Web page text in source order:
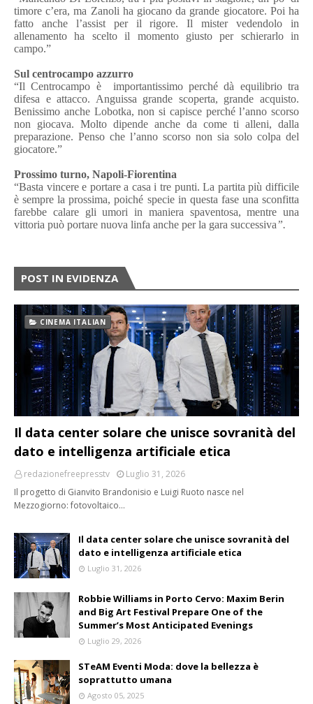
timore c’era, ma Zanoli ha giocano da grande giocatore. Poi ha
fatto anche l’assist per il rigore. Il mister vedendolo in
allenamento ha scelto il momento giusto per schierarlo in
campo.”
Sul centrocampo azzurro
“Il Centrocampo è importantissimo perché dà equilibrio tra
difesa e attacco. Anguissa grande scoperta, grande acquisto.
Benissimo anche Lobotka, non si capisce perché l’anno scorso
non giocava. Molto dipende anche da come ti alleni, dalla
preparazione. Penso che l’anno scorso non sia solo colpa del
giocatore.”
Prossimo turno, Napoli-Fiorentina
“Basta vincere e portare a casa i tre punti. La partita più difficile
è sempre la prossima, poiché specie in questa fase una sconfitta
farebbe calare gli umori in maniera spaventosa, mentre una
vittoria può portare nuova linfa anche per la gara successiva”.
POST IN EVIDENZA
CINEMA ITALIAN
Il data center solare che unisce sovranità del
dato e intelligenza artificiale etica
redazionefreepresstv
Luglio 31, 2026
Il progetto di Gianvito Brandonisio e Luigi Ruoto nasce nel
Mezzogiorno: fotovoltaico…
Il data center solare che unisce sovranità del
dato e intelligenza artificiale etica
Luglio 31, 2026
Robbie Williams in Porto Cervo: Maxim Berin
and Big Art Festival Prepare One of the
Summer’s Most Anticipated Evenings
Luglio 29, 2026
STeAM Eventi Moda: dove la bellezza è
soprattutto umana
Agosto 05, 2025